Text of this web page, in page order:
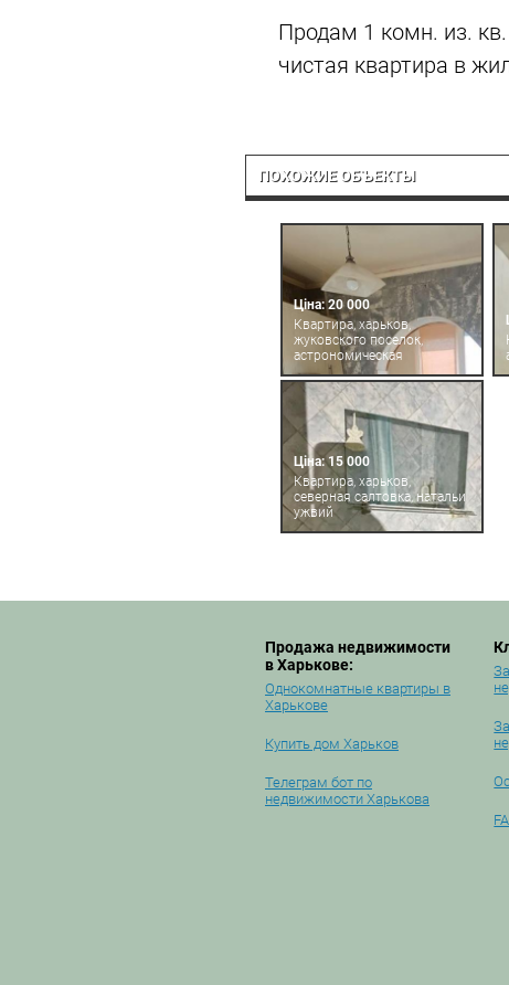
Продам 1 комн. из.
чистая квартира в
ПОХОЖИЕ ОБЪЕКТЫ
Ціна: 20 000
Квартира, харьков,
жуковского поселок,
астрономическая
Ціна: 15 000
Квартира, харьков,
северная салтовка, натальи
ужвий
Продажа недвижимости
в Харькове:
Однокомнатные квартиры в
Харькове
Купить дом Харьков
Телеграм бот по
недвижимости Харькова